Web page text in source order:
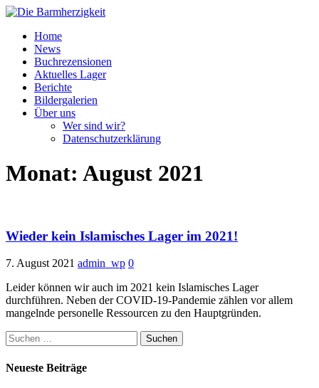
Home
News
Buchrezensionen
Aktuelles Lager
Berichte
Bildergalerien
Über uns
Wer sind wir?
Datenschutzerklärung
Monat: August 2021
Wieder kein Islamisches Lager im 2021!
7. August 2021 admin_wp 0
Leider können wir auch im 2021 kein Islamisches Lager
durchführen. Neben der COVID-19-Pandemie zählen vor allem
mangelnde personelle Ressourcen zu den Hauptgründen.
Suchen
nach:
Neueste Beiträge